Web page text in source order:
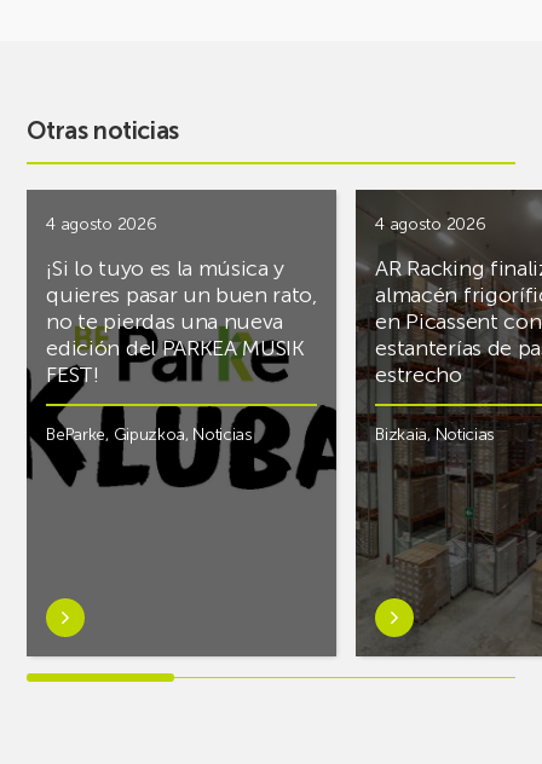
Otras noticias
4 agosto 2026
¡Si lo tuyo es la música y
quieres pasar un buen rato,
no te pierdas una nueva
edición del PARKEA MUSIK
FEST!
BeParke, Gipuzkoa, Noticias
Saber
más
sobre¡Si
4 agosto 2026
AR Racking
almacén
en Picassent con
estanterías de
estrecho
Bizkaia,Noticias
Saber
más